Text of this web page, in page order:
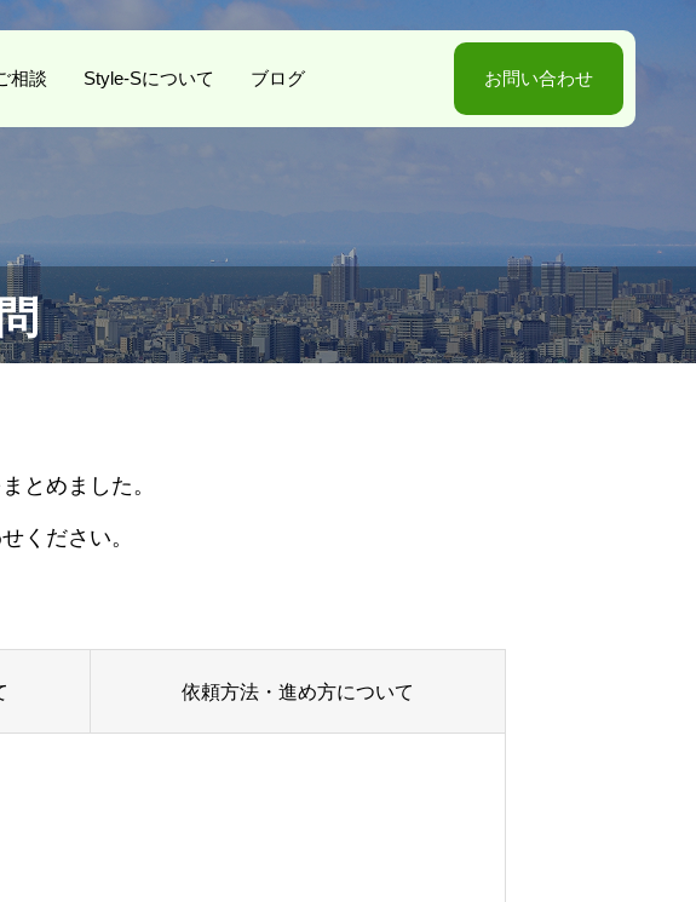
相談 Style-Sについて ブログ お問い合わせ
とめました。
ください。
依頼方法・進め方について